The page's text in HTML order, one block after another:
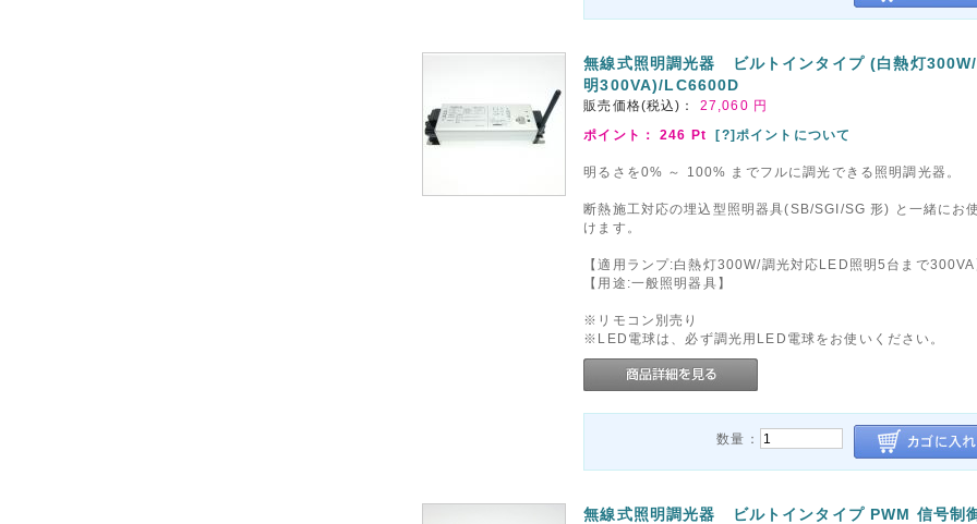
無線式照明調光器 ビルトインタイプ (白熱灯
明300VA)/LC6600D
販売価格(税込)： 27,060 円
ポイント：246 Pt[?]ポイントについて
明るさを0% ～ 100% までフルに調光できる照明調光器。
断熱施工対応の埋込型照明器具(SB/SGI/SG 形) と一緒にお
けます。
【適用ランプ:白熱灯300W/調光対応LED照明5台まで300VA
【用途:一般照明器具】
※リモコン別売り
※LED電球は、必ず調光用LED電球をお使いください。
数量：
無線式照明調光器 ビルトインタイプ PWM 信号制